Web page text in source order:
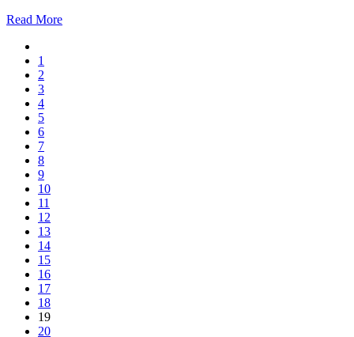
Read More
1
2
3
4
5
6
7
8
9
10
11
12
13
14
15
16
17
18
19
20